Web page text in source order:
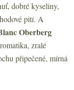
dobré kyseliny,
pití. A
Oberberg
zralé
připečené, mírná